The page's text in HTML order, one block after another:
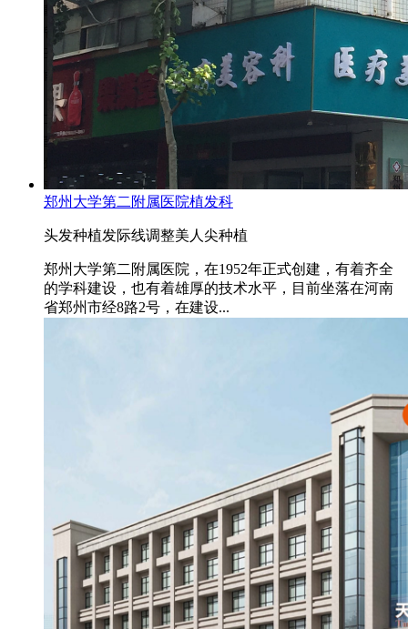
郑州大学第二附属医院植发科
头发种植发际线调整美人尖种植
郑州大学第二附属医院，在1952年正式创建，有着齐全
的学科建设，也有着雄厚的技术水平，目前坐落在河南
省郑州市经8路2号，在建设...